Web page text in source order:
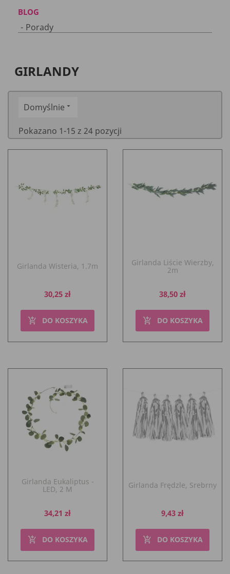
BLOG
Porady
GIRLANDY
Domyślnie 
Pokazano 1-15 z 24 pozycji
Girlanda Wisteria, 1.7m
Cena
30,25 zł
add_shopping_cart DO KOSZYKA
Girlanda Liście Wierzby,
2m
Cena
38,50 zł
add_shopping_cart DO KOSZYKA
Girlanda Eukaliptus -
LED, 2 M
Cena
34,21 zł
add_shopping_cart DO KOSZYKA
Girlanda Frędzle, Srebrny
Cena
9,43 zł
add_shopping_cart DO KOSZYKA